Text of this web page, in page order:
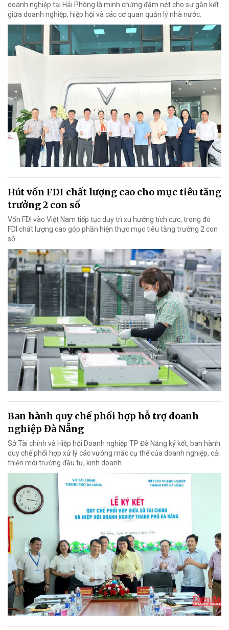
doanh nghiệp tại Hải Phòng là minh chứng đậm nét cho sự gắn kết
giữa doanh nghiệp, hiệp hội và các cơ quan quản lý nhà nước.
Hút vốn FDI chất lượng cao cho mục tiêu tăng
trưởng 2 con số
Vốn FDI vào Việt Nam tiếp tục duy trì xu hướng tích cực, trong đó
FDI chất lượng cao góp phần hiện thực mục tiêu tăng trưởng 2 con
số.
Ban hành quy chế phối hợp hỗ trợ doanh
nghiệp Đà Nẵng
Sở Tài chính và Hiệp hội Doanh nghiệp TP Đà Nẵng ký kết, ban hành
quy chế phối hợp xử lý các vướng mắc cụ thể của doanh nghiệp, cải
thiện môi trường đầu tư, kinh doanh.